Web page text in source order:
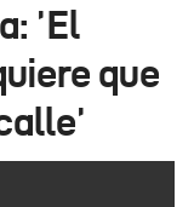
'El
que